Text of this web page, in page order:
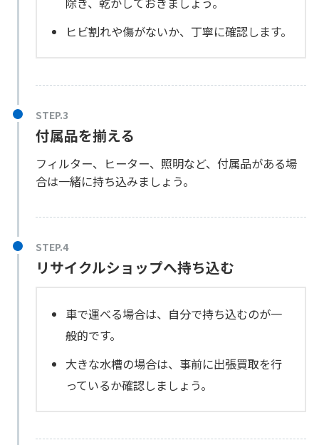
ヒビ割れや傷がないか、丁寧に確認します。
付属品を揃える
フィルター、ヒーター、照明など、付属品がある場
合は一緒に持ち込みましょう。
リサイクルショップへ持ち込む
車で運べる場合は、自分で持ち込むのが一
般的です。
大きな水槽の場合は、事前に出張買取を行
っているか確認しましょう。